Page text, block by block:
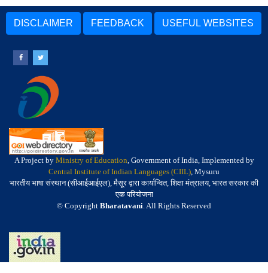
DISCLAIMER FEEDBACK USEFUL WEBSITES
A Project by Ministry of Education, Government of India, Implemented by
Central Institute of Indian Languages (CIIL), Mysuru
भारतीय भाषा संस्थान (सीआईआईएल), मैसूर द्वारा कार्यान्वित, शिक्षा मंत्रालय, भारत सरकार की
एक परियोजना
© Copyright Bharatavani. All Rights Reserved